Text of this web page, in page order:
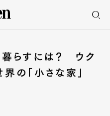
らすには？ ウク
の「小さな家」